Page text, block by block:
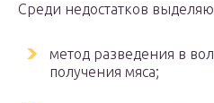
Среди недостатков
метод разведения в
получения мяса;